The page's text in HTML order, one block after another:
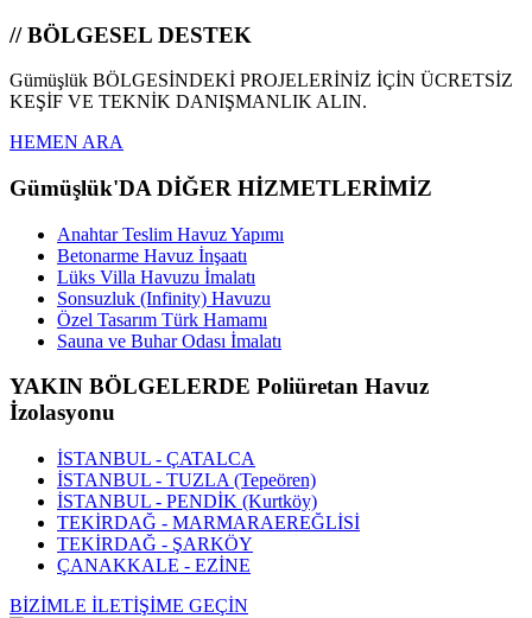
// BÖLGESEL DESTEK
Gümüşlük BÖLGESİNDEKİ PROJELERİNİZ İÇİN ÜCRETSİZ
KEŞİF VE TEKNİK DANIŞMANLIK ALIN.
HEMEN ARA
Gümüşlük'DA DİĞER HİZMETLERİMİZ
Anahtar Teslim Havuz Yapımı
Betonarme Havuz İnşaatı
Lüks Villa Havuzu İmalatı
Sonsuzluk (Infinity) Havuzu
Özel Tasarım Türk Hamamı
Sauna ve Buhar Odası İmalatı
YAKIN BÖLGELERDE Poliüretan Havuz
İzolasyonu
İSTANBUL - ÇATALCA
İSTANBUL - TUZLA (Tepeören)
İSTANBUL - PENDİK (Kurtköy)
TEKİRDAĞ - MARMARAEREĞLİSİ
TEKİRDAĞ - ŞARKÖY
ÇANAKKALE - EZİNE
BİZİMLE İLETİŞİME GEÇİN